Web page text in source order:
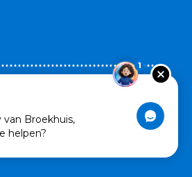
1
van Broekhuis,
helpen?